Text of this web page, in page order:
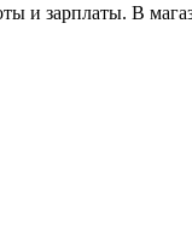
и зарплаты. В